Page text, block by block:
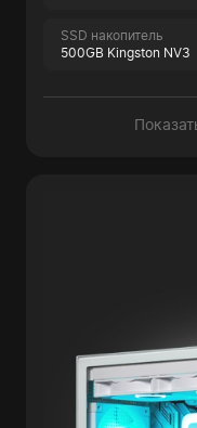
SSD накопитель
500GB Kingston NV3